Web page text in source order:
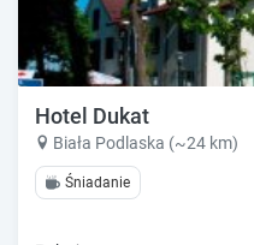
Hotel Dukat
Biała Podlaska (~24 km)
Śniadanie